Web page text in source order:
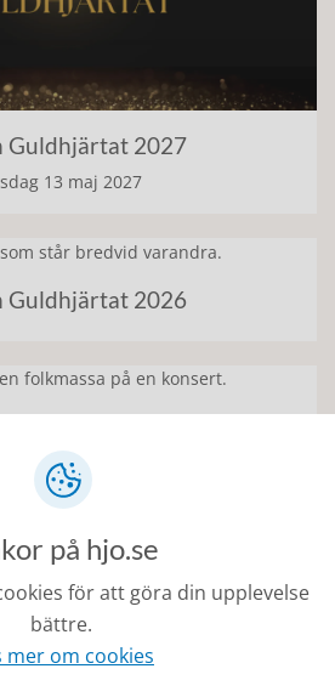
Guldhjärtat 2027
13 maj 2027
Guldhjärtat 2026
på hjo.se
för att göra din upplevelse
bättre.
mer om cookies